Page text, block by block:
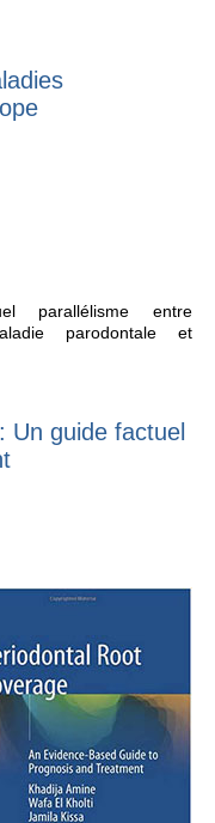
parallélisme entre
parodontale et
Un guide factuel